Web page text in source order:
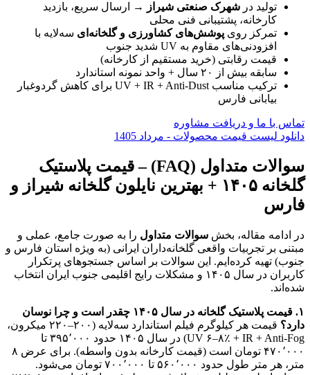
تولید در شهرک صنعتی شیراز
→ ارسال سریع، بازدید
کارخانه، پشتیبانی فنی محلی
تمرکز روی پوشش‌های کشاورزی و گلخانه‌ای سه‌لایه با
افزودنی‌های مقاوم به UV شدید جنوب
قیمت رقابتی (خرید مستقیم از کارخانه)
سابقه بیش از ۲۰ سال + واحد نمونه استاندارد
ترکیب مناسب UV + IR + Anti-Dust برای کاهش گردوغبار
بیابانی فارس
تماس با ما و دریافت مشاوره
دانلود لیست قیمت محصولات - مرداد 1405
سوالات متداول (FAQ) – قیمت پلاستیک
گلخانه ۱۴۰۵ + بهترین نایلون گلخانه شیراز و
فارس
در ادامه مقاله، بخش سوالات متداول را به صورت جامع، عملی و
مبتنی بر تجربیات واقعی گلخانه‌داران ایرانی (به ویژه استان فارس و
جنوب) تهیه کرده‌ایم. این سوالات بر اساس جستجوهای پرتکرار
کاربران در سال ۱۴۰۵ و مشکلات رایج اقلیمی جنوب ایران انتخاب
شده‌اند.
۱. قیمت پلاستیک گلخانه در سال ۱۴۰۵ چقدر است و چرا نوسان
دارد؟
قیمت هر کیلوگرم فیلم استاندارد سه‌لایه (۲۰۰–۲۲۰ میکرون،
UV ۶–۸٪ + IR + Anti-Fog) در سال ۱۴۰۵ حدود ۳۹۵٬۰۰۰ تا
۴۷۰٬۰۰۰ تومان است (قیمت کارخانه بدون واسطه). برای عرض ۸
متر، هر متر طول حدود ۵۶۰٬۰۰۰ تا ۷۰۰٬۰۰۰ تومان می‌شود.